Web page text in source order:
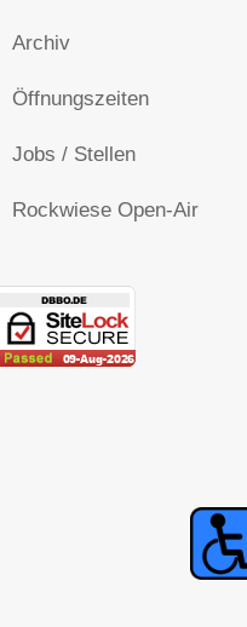
Archiv
Öffnungszeiten
Jobs / Stellen
Rockwiese Open-Air